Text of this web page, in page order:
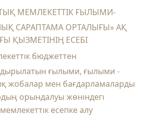
МЕМЛЕКЕТТІК ҒЫЛЫМИ-
САРАПТАМА ОРТАЛЫҒЫ» АҚ
ҚЫЗМЕТІНІҢ ЕСЕБІ
бюджеттен
ғылыми, ғылыми -
жобалар мен бағдарламаларды
орындалуы жөніндегі
есепке алу